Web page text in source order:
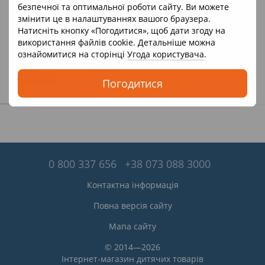
безпечної та оптимальної роботи сайту. Ви можете
змінити це в налаштуваннях вашого браузера.
Натисніть кнопку «Погодитися», щоб дати згоду на
використання файлів cookie. Детальніше можна
ознайомитися на сторінці Угода користувача.
Погодитися
Teko
Конструктор 45332 (24) "Teko",
325 деталей, в коробці
404 грн
В наявності
Купити
0 800 337 656 +38 073 088 3000
Контактна інформація
Повна версія сайту
Мапа сайту
© 2014—2026
Інтернет-магазин дитячих товарів